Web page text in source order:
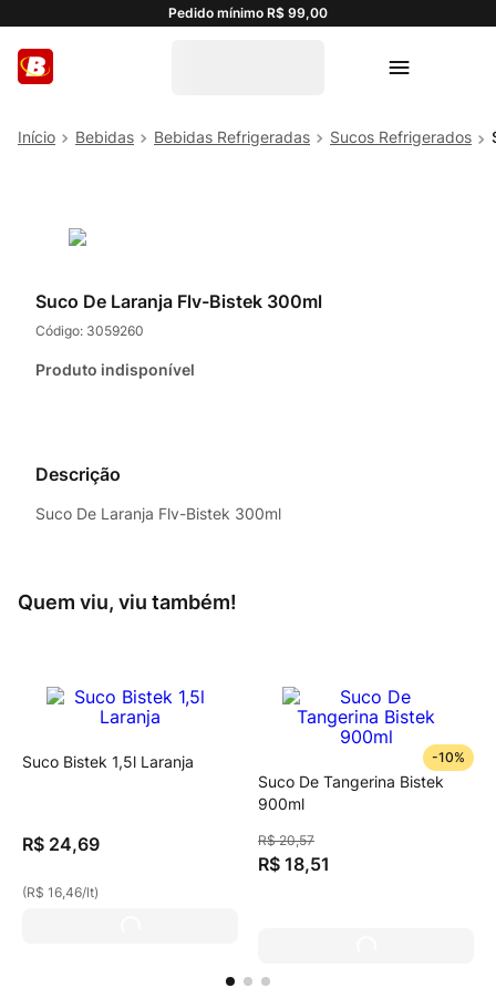
Pedido mínimo R$ 99,00
Bebidas Bebidas Refrigeradas Sucos Refrigerados
Suco De Laranja Flv-Bistek 300ml
Código: 3059260
Produto indisponível
Descrição
Suco De Laranja Flv-Bistek 300ml
Quem viu, viu também!
Suco Bistek 1,5l Laranja
R$ 24,69
(R$ 16,46/lt)
-10%
Suco De Tangerina Bistek
900ml
R$ 20,57
R$ 18,51